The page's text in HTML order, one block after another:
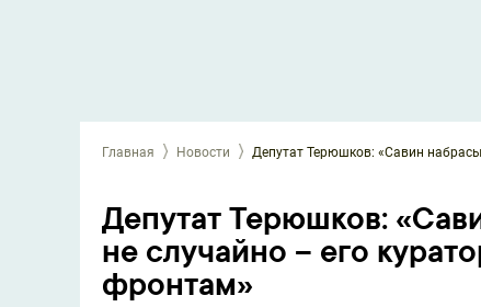
Главная Новости
Депутат Терюшков:
не случайно – его
фронтам»